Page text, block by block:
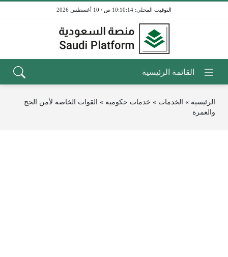
10:10:14 ص / 10 أغسطس 2026
الرئيسية » الخدمات » خدمات حكومية » القوات الخاصة لأمن الحج
والعمرة